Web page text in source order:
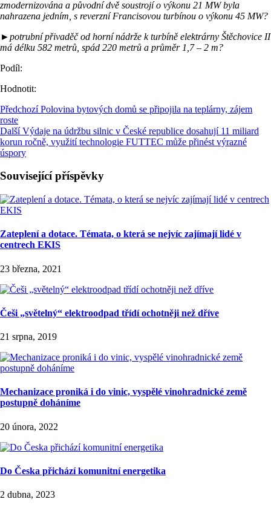
zmodernizována a původní dvě soustrojí o výkonu 21 MW byla
nahrazena jedním, s reverzní Francisovou turbínou o výkonu 45 MW?
►potrubní přivaděč od horní nádrže k turbíně elektrárny Štěchovice II
má délku 582 metrů, spád 220 metrů a průměr 1,7 – 2 m?
Podíl:
Hodnotit:
Předchozí Polovina bytových domů se připojila na teplárny, zájem
roste
Další Výdaje na údržbu silnic v České republice dosahují 11 miliard
korun ročně, využití technologie FUTTEC může přinést výrazné
úspory
Související příspěvky
Zateplení a dotace. Témata, o která se nejvíc zajímají lidé v
centrech EKIS
23 března, 2021
Češi „světelný“ elektroodpad třídí ochotněji než dříve
21 srpna, 2019
Mechanizace proniká i do vinic, vyspělé vinohradnické země
postupně doháníme
20 února, 2022
Do Česka přichází komunitní energetika
2 dubna, 2023